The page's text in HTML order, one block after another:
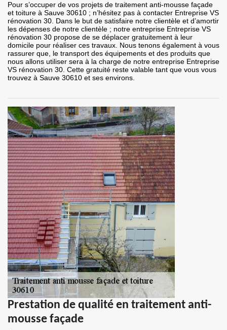
Pour s’occuper de vos projets de traitement anti-mousse façade
et toiture à Sauve 30610 ; n’hésitez pas à contacter Entreprise VS
rénovation 30. Dans le but de satisfaire notre clientèle et d’amortir
les dépenses de notre clientèle ; notre entreprise Entreprise VS
rénovation 30 propose de se déplacer gratuitement à leur
domicile pour réaliser ces travaux. Nous tenons également à vous
rassurer que, le transport des équipements et des produits que
nous allons utiliser sera à la charge de notre entreprise Entreprise
VS rénovation 30. Cette gratuité reste valable tant que vous vous
trouvez à Sauve 30610 et ses environs.
Prestation de qualité en traitement anti-
mousse façade